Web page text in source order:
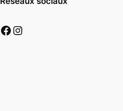
Facebook Instagram